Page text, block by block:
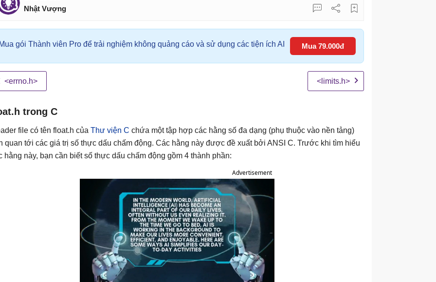
Nhật Vượng
Mua gói Thành viên Pro để trải nghiệm không quảng cáo và sử dụng các tiện ích AI Mua 79.000đ
<errno.h> <limits.h>
trong C
file có tên float.h của Thư viện C chứa một tập hợp các hằng số đa dạng (phụ thuộc vào nền tảng)
quan tới các giá trị số thực dấu chấm động. Các hằng này được đề xuất bởi ANSI C. Trước khi tìm hiểu
hằng này, bạn cần biết số thực dấu chấm động gồm 4 thành phần:
Advertisement